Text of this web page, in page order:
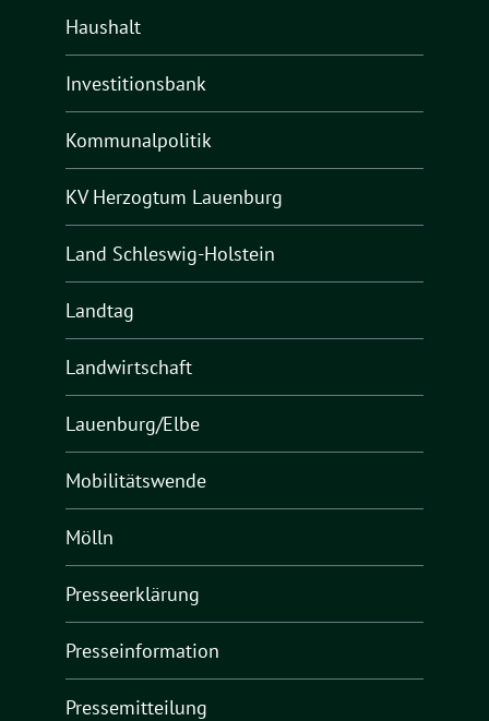
Haushalt
Investitionsbank
Kommunalpolitik
KV Herzogtum Lauenburg
Land Schleswig-Holstein
Landtag
Landwirtschaft
Lauenburg/Elbe
Mobilitätswende
Mölln
Presseerklärung
Presseinformation
Pressemitteilung